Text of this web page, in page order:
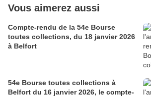
Vous aimerez aussi
Compte-rendu de la 54e Bourse
toutes collections, du 18 janvier 2026
à Belfort
54e Bourse toutes collections à
Belfort du 16 janvier 2026, le compte-